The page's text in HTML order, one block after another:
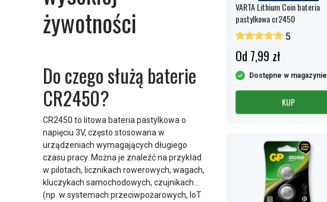
żywotności
Do czego służą baterie
CR2450?
CR2450 to litowa bateria pastylkowa o
napięciu 3V, często stosowana w
urządzeniach wymagających długiego
czasu pracy. Można je znaleźć na przykład
w pilotach, licznikach rowerowych, wagach,
kluczykach samochodowych, czujnikach
(np. w systemach przeciwpożarowych, IoT
VARTA Lithium Coin bateria
pastylkowa cr2450
5
Od 7,99 zł
Dostępne w magazynie
KUP